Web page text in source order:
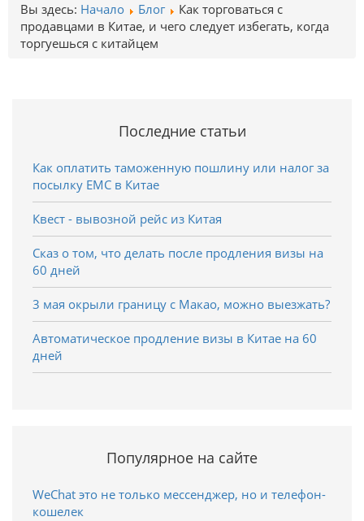
Вы здесь: Начало Блог
Как торговаться с
продавцами в Китае, и чего следует избегать, когда
торгуешься с китайцем
Последние статьи
Как оплатить таможенную пошлину или налог за
посылку EMC в Китае
Квест - вывозной рейс из Китая
Сказ о том, что делать после продления визы на
60 дней
3 мая окрыли границу с Макао, можно выезжать?
Автоматическое продление визы в Китае на 60
дней
Популярное на сайте
WeChat это не только мессенджер, но и телефон-
кошелек